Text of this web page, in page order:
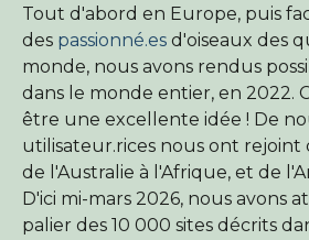
Tout d'abord en Europe, puis
des passionné.es d'oiseaux des
monde, nous avons rendus
dans le monde entier, en 2022.
être une excellente idée ! De
utilisateur.rices nous ont
de l'Australie à l'Afrique, et de
D'ici mi-mars 2026, nous avons
palier des 10 000 sites décrits